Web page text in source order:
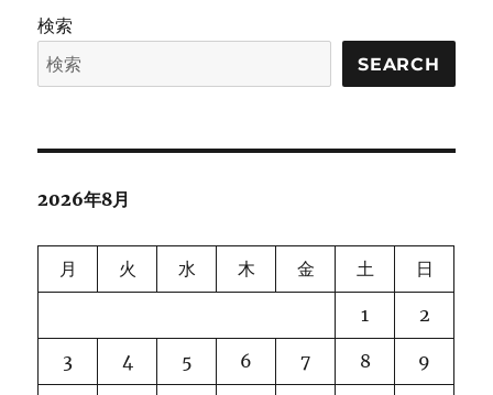
検索
SEARCH
2026年8月
月 火 水 木 金 土 日
1 2
3 4 5 6 7 8 9